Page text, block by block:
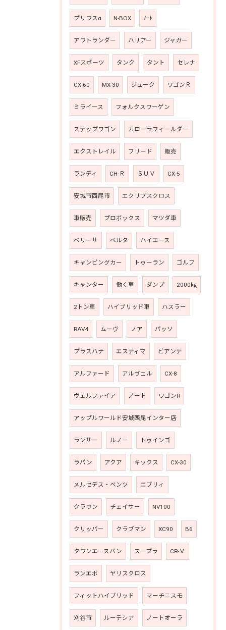
プリウスα N-BOX ﾉｰﾄ
アウトランダー ハリアー ジャガー
XFスポーツ タンク タント セレナ
CX-60 MX-30 ジューク ワゴンＲ
ミライース フォルクスワーゲン
ステップワゴン カローラフィールダー
エクストレイル フリード 販売
ランディ CH-Ｒ ＳＵＶ CX-5
安城市西尾市 エクリプスクロス
車販売 プロボックス マツダ車
ベリーサ ベルタ ハイエース
キャンピングカー トゥーラン ゴルフ
キャンター 働く車 ダンプ 2000㎏
2トン車 ハイブリッド車 ハスラー
RAV4 ムーヴ ノア パッソ
プラスハナ エスティマ ビアンテ
アルファード アルヴェル CX-8
ヴェルファイア ノート ワゴンR
アップルワールド安城西尾インター店
ランサー ルノー トゥインゴ
ラパン アクア キックス CX-30
メルセデス・ベンツ エブリィ
クラウン チェイサー NV100
クリッパー クラブマン XC90 B6
タウンエースバン スープラ CR-Ｖ
ランエボ ヤリスクロス
フィットハイブリッド マーチニスモ
刈谷市 ルーテシア ノートオーラ